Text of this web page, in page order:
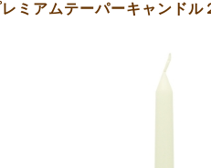
レミアムテーパーキャンド